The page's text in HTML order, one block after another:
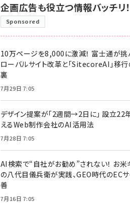
企画広告も役立つ情報バッチリ！
Sponsored
10万ページを8,000に激減！ 富士通が挑
ローバルサイト改革と「SitecoreAI」移
裏
7月29日 7:05
デザイン提案が「2週間→2日に」 設立22
えるWeb制作会社のAI活用法
7月28日 7:05
AI検索で“自社がお勧め”されない！ お米
の八代目儀兵衛が実践、GEO時代のECサ
善
7月16日 7:05